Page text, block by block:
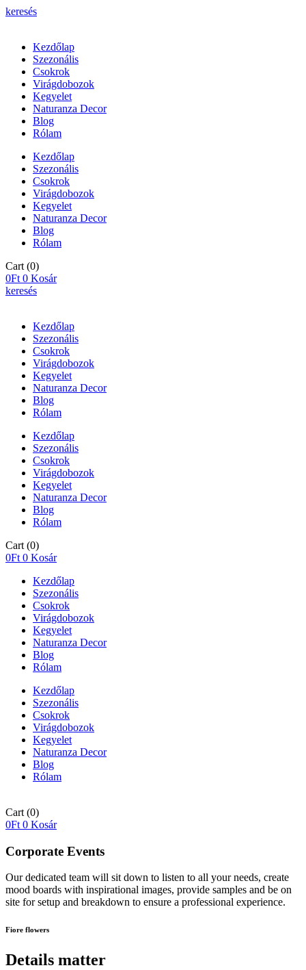
keresés
Kezdőlap
Szezonális
Csokrok
Virágdobozok
Kegyelet
Naturanza Decor
Blog
Rólam
Kezdőlap
Szezonális
Csokrok
Virágdobozok
Kegyelet
Naturanza Decor
Blog
Rólam
Cart (0)
0Ft 0 Kosár
keresés
Kezdőlap
Szezonális
Csokrok
Virágdobozok
Kegyelet
Naturanza Decor
Blog
Rólam
Kezdőlap
Szezonális
Csokrok
Virágdobozok
Kegyelet
Naturanza Decor
Blog
Rólam
Cart (0)
0Ft 0 Kosár
Kezdőlap
Szezonális
Csokrok
Virágdobozok
Kegyelet
Naturanza Decor
Blog
Rólam
Kezdőlap
Szezonális
Csokrok
Virágdobozok
Kegyelet
Naturanza Decor
Blog
Rólam
Cart (0)
0Ft 0 Kosár
Corporate Events
Our dedicated team will sit down to listen to all your needs, create
mood boards with inspirational images, provide samples and be on
site for setup and breakdown to ensure a professional experience.
Fiore flowers
Details matter